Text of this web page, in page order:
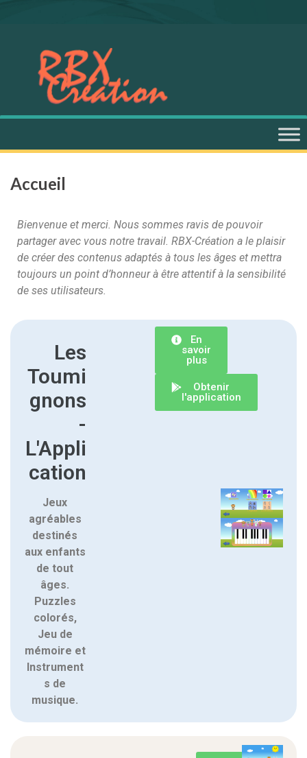
Accueil
Bienvenue et merci. Nous sommes ravis de pouvoir
partager avec vous notre travail. RBX-Création a le plaisir
de créer des contenus adaptés à tous les âges et mettra
toujours un point d’honneur à être attentif à la sensibilité
de ses utilisateurs.
Les
Toumi
gnons
-
L'Appli
cation
Jeux
agréables
destinés
aux enfants
de tout
âges.
Puzzles
colorés,
Jeu de
mémoire et
Instrument
s de
musique.
En
savoir
plus
Obtenir
l'application